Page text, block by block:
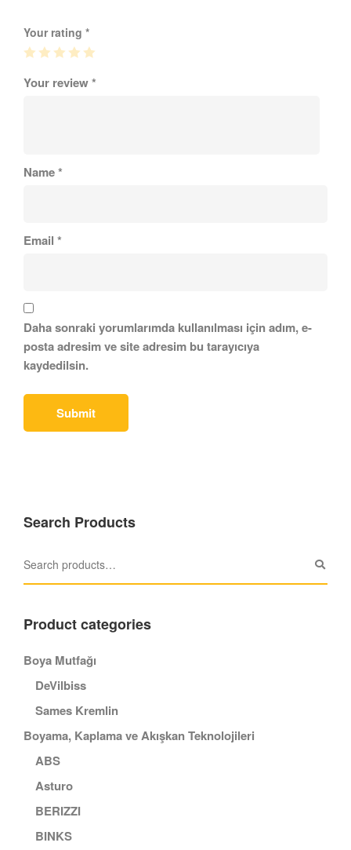
Your rating *
Your review*
Name*
Email *
Daha sonraki yorumlarımda kullanılması için adım, e-
posta adresim ve site adresim bu tarayıcıya
kaydedilsin.
Search Products
Product categories
Boya Mutfağı
DeVilbiss
Sames Kremlin
Boyama, Kaplama ve Akışkan Teknolojileri
ABS
Asturo
BERIZZI
BINKS